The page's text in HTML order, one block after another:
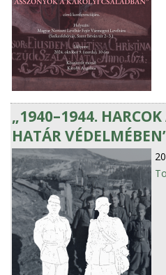
„1940–1944. HARCOK
HATÁR